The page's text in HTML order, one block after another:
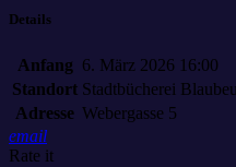
Details
Anfang 6. März 2026 16:00
Standort Stadtbücherei
Adresse Webergasse 5
email
Rate it